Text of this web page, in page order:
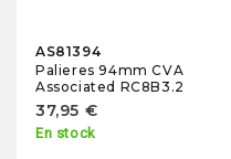
AS81394
Palieres 94mm CVA
Associated RC8B3.2
37,95 €
En stock